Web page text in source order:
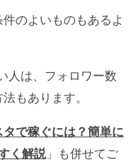
のよいものもあるよ
人は、フォロワー数
もあります。
で稼ぐには？簡単に
く解説」も併せてご